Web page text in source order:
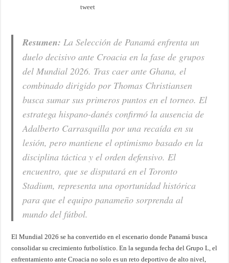
tweet
Resumen: La Selección de Panamá enfrenta un
duelo decisivo ante Croacia en la fase de grupos
del Mundial 2026. Tras caer ante Ghana, el
combinado dirigido por Thomas Christiansen
busca sumar sus primeros puntos en el torneo. El
estratega hispano-danés confirmó la ausencia de
Adalberto Carrasquilla por una recaída en su
lesión, pero mantiene el optimismo basado en la
disciplina táctica y el orden defensivo. El
encuentro, que se disputará en el Toronto
Stadium, representa una oportunidad histórica
para que el equipo panameño sorprenda al
mundo del fútbol.
El Mundial 2026 se ha convertido en el escenario donde Panamá busca
consolidar su crecimiento futbolístico. En la segunda fecha del Grupo L, el
enfrentamiento ante Croacia no solo es un reto deportivo de alto nivel,